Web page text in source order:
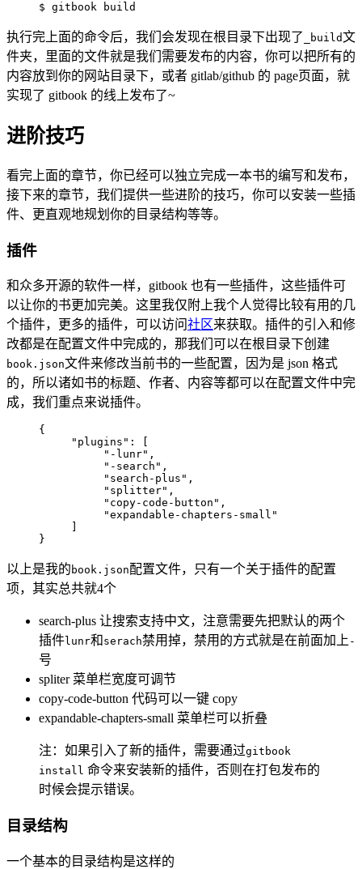
$ gitbook build
执行完上面的命令后，我们会发现在根目录下出现了 _build文
件夹，里面的文件就是我们需要发布的内容，你可以把所有的
内容放到你的网站目录下，或者 gitlab/github 的 page页面，就
实现了 gitbook 的线上发布了~
进阶技巧
看完上面的章节，你已经可以独立完成一本书的编写和发布，
接下来的章节，我们提供一些进阶的技巧，你可以安装一些插
件、更直观地规划你的目录结构等等。
插件
和众多开源的软件一样，gitbook 也有一些插件，这些插件可
以让你的书更加完美。这里我仅附上我个人觉得比较有用的几
个插件，更多的插件，可以访问社区来获取。插件的引入和修
改都是在配置文件中完成的，那我们可以在根目录下创建
book.json文件来修改当前书的一些配置，因为是 json 格式
的，所以诸如书的标题、作者、内容等都可以在配置文件中完
成，我们重点来说插件。
{
     "plugins": [
          "-lunr",
          "-search",
          "search-plus",
          "splitter",
          "copy-code-button",
          "expandable-chapters-small"
}
以上是我的 book.json配置文件，只有一个关于插件的配置
项，其实总共就4个
search-plus 让搜索支持中文，注意需要先把默认的两个
插件lunr和 serach禁用掉，禁用的方式就是在前面加上 -
号
spliter 菜单栏宽度可调节
copy-code-button 代码可以一键 copy
expandable-chapters-small 菜单栏可以折叠
注：如果引入了新的插件，需要通过gitbook
install 命令来安装新的插件，否则在打包发布的
时候会提示错误。
目录结构
一个基本的目录结构是这样的